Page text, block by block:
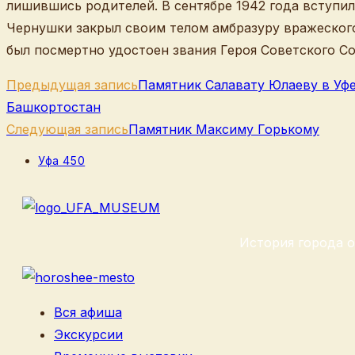
лишившись родителей. В сентябре 1942 года
Чернушки закрыл своим телом амбразуру
был посмертно удостоен звания Героя Советского
Еще
статьи
Предыдущая записьПамятник Салавату Юлаеву в
Башкортостан
Следующая записьПамятник Максиму Горькому
Рубрика
Уфа 450
История города
Вся афиша
Экскурсии